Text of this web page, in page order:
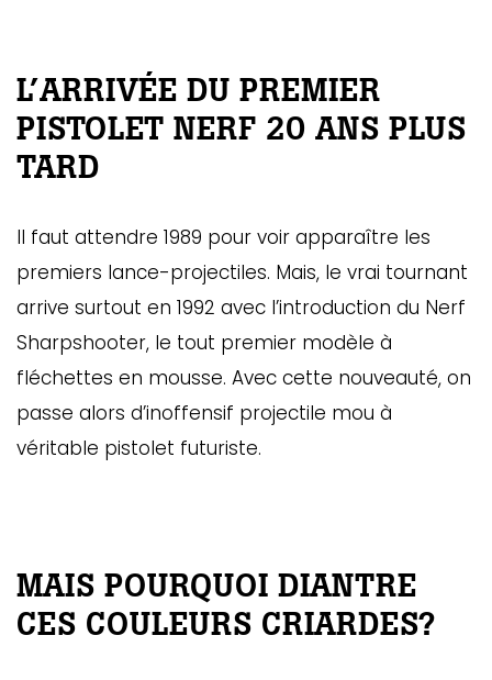
L’ARRIVÉE DU PREMIER
PISTOLET NERF 20 ANS PLUS
TARD
Il faut attendre 1989 pour voir apparaître les
premiers lance-projectiles. Mais, le vrai tournant
arrive surtout en 1992 avec l’introduction du Nerf
Sharpshooter, le tout premier modèle à
fléchettes en mousse. Avec cette nouveauté, on
passe alors d’inoffensif projectile mou à
véritable pistolet futuriste.
MAIS POURQUOI DIANTRE
CES COULEURS CRIARDES?